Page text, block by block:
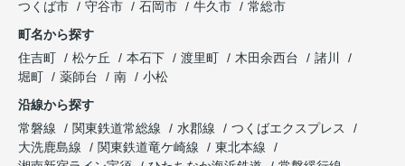
つくば市
守谷市 石岡市 牛久市
常総市
町名から探す
住吉町
松ケ丘 本石下 渡里町 木田余西台
諸川
堀町
薬師台 南
小松
沿線から探す
常磐線
関東鉄道常総線 水郡線
つくばエクスプレス
大洗鹿島線
関東鉄道竜ケ崎線
東北本線